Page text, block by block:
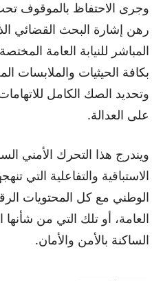
وجرى الاحتفاظ بالموقوف
رهن إشارة البحث القضائي
المباشر للنيابة العامة
بكافة الحيثيات والملابسات
وتحديد الصك الكامل
على العدالة.
ويندرج هذا التحرك الأمني
الاستباقية والتفاعلية التي
الوطني مع كل المحتويات
العامة، أو تلك التي من
الساكنة بالأمن والأمان.